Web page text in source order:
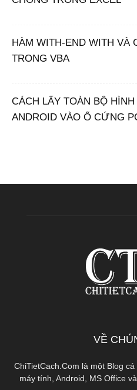
HÀM WITH-END WITH VÀ
TRONG VBA
CÁCH LẤY TOÀN BỘ
ANDROID VÀO Ổ CỨNG
VỀ
ChiTietCach.Com là một Blog
máy tính, Android, MS Office